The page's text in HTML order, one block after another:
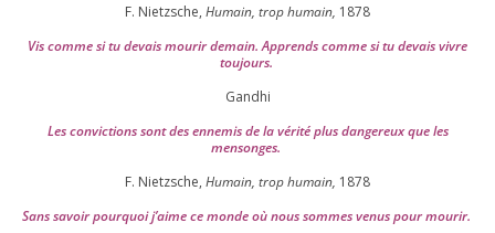
F. Nietzsche, Humain, trop humain, 1878
Vis comme si tu devais mou­rir demain. Apprends comme si tu devais vivre
toujours.
Gandhi
Les convic­tions sont des enne­mis de la véri­té plus dan­ge­reux que les
mensonges.
F. Nietzsche, Humain, trop humain, 1878
Sans savoir pour­quoi j’aime ce monde où nous sommes venus pour mourir.